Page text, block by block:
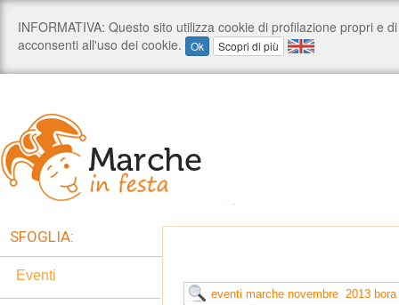
SFOGLIA:
Eventi